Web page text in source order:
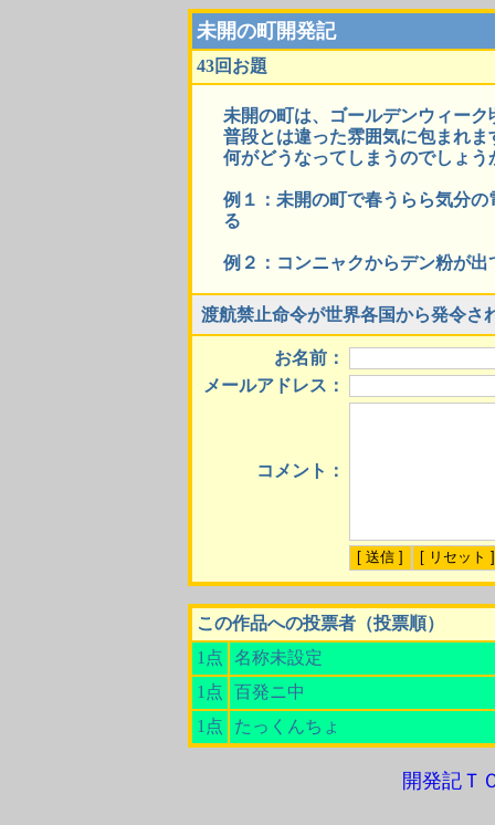
未開の町開発記
43回お題
未開の町は、ゴールデンウィーク
普段とは違った雰囲気に包まれま
何がどうなってしまうのでしょう
例１：未開の町で春うらら気分
る
例２：コンニャクからデン粉が
渡航禁止命令が世界各国から発令さ
お名前：
メールアドレス：
コメント：
この作品への投票者（投票順）
1点
名称未設定
1点
百発ニ中
1点
たっくんちょ
開発記Ｔ